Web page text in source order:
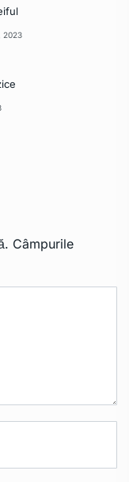
2023
Câmpurile